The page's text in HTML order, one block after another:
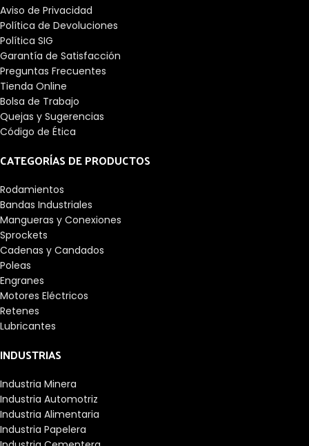
Aviso de Privacidad
Política de Devoluciones
Política SIG
Garantía de Satisfacción
Preguntas Frecuentes
Tienda Online
Bolsa de Trabajo
Quejas y Sugerencias
Código de Ética
CATEGORÍAS DE PRODUCTOS
Rodamientos
Bandas Industriales
Mangueras y Conexiones
Sprockets
Cadenas y Candados
Poleas
Engranes
Motores Eléctricos
Retenes
Lubricantes
INDUSTRIAS
Industria Minera
Industria Automotriz
Industria Alimentaria
Industria Papelera